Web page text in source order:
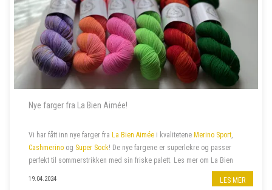
Nye farger fra La Bien Aimée!
Vi har fått inn nye farger fra La Bien Aimée i kvalitetene Merino Sport,
Cashmerino og Super Sock! De nye fargene er superlekre og passer
perfekt til sommerstrikken med sin friske palett. Les mer om La Bien
19.04.2024 LES MER